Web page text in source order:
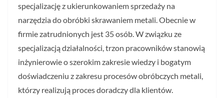
specjalizację z ukierunkowaniem sprzedaży na
narzędzia do obróbki skrawaniem metali. Obecnie w
firmie zatrudnionych jest 35 osób. W związku ze
specjalizacją działalności, trzon pracowników stanowią
inżynierowie o szerokim zakresie wiedzy i bogatym
doświadczeniu z zakresu procesów obróbczych metali,
którzy realizują proces doradczy dla klientów.